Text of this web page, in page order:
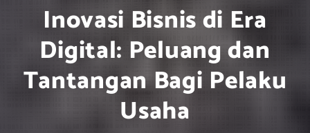
Inovasi Bisnis di Era
Digital: Peluang dan
Tantangan Bagi Pelaku
Usaha